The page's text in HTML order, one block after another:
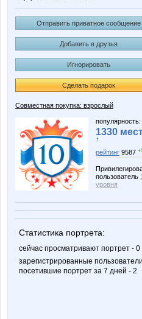
Отправить приватное сообщение
Добавить в друзья
Игнорировать
Сделать подарок
Совместная покупка: взрослый
популярность:
1330
↑
рейтинг 9587
пользователь
уровня
Статистика портрета:
сейчас просматривают портрет - 0
зарегистрированные пользователи
посетившие портрет за 7 дней - 2